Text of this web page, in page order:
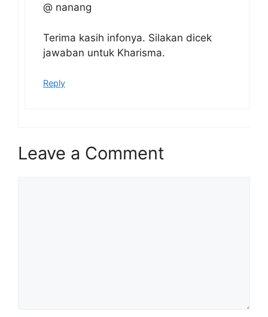
@ nanang
Terima kasih infonya. Silakan dicek
jawaban untuk Kharisma.
Reply
Leave a Comment